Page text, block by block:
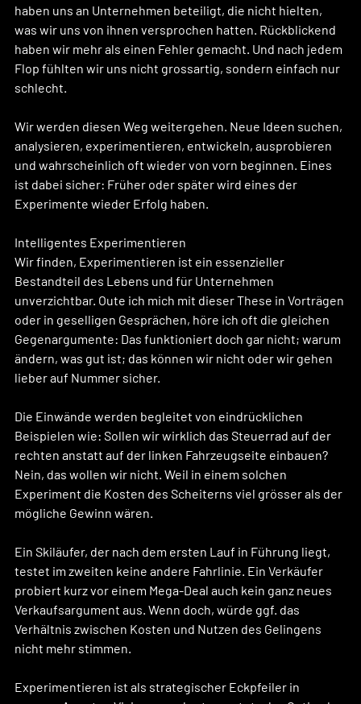
haben uns an Unternehmen beteiligt, die nicht hielten,
was wir uns von ihnen versprochen hatten. Rückblickend
haben wir mehr als einen Fehler gemacht. Und nach jedem
Flop fühlten wir uns nicht grossartig, sondern einfach nur
schlecht.
Wir werden diesen Weg weitergehen. Neue Ideen suchen,
analysieren, experimentieren, entwickeln, ausprobieren
und wahrscheinlich oft wieder von vorn beginnen. Eines
ist dabei sicher: Früher oder später wird eines der
Experimente wieder Erfolg haben.
Intelligentes Experimentieren
Wir finden, Experimentieren ist ein essenzieller
Bestandteil des Lebens und für Unternehmen
unverzichtbar. Oute ich mich mit dieser These in Vorträgen
oder in geselligen Gesprächen, höre ich oft die gleichen
Gegenargumente: Das funktioniert doch gar nicht; warum
ändern, was gut ist; das können wir nicht oder wir gehen
lieber auf Nummer sicher.
Die Einwände werden begleitet von eindrücklichen
Beispielen wie: Sollen wir wirklich das Steuerrad auf der
rechten anstatt auf der linken Fahrzeugseite einbauen?
Nein, das wollen wir nicht. Weil in einem solchen
Experiment die Kosten des Scheiterns viel grösser als der
mögliche Gewinn wären.
Ein Skiläufer, der nach dem ersten Lauf in Führung liegt,
testet im zweiten keine andere Fahrlinie. Ein Verkäufer
probiert kurz vor einem Mega-Deal auch kein ganz neues
Verkaufsargument aus. Wenn doch, würde ggf. das
Verhältnis zwischen Kosten und Nutzen des Gelingens
nicht mehr stimmen.
Experimentieren ist als strategischer Eckpfeiler in